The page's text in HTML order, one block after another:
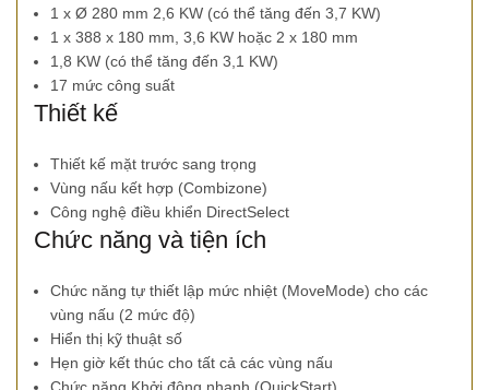
1 x Ø 280 mm 2,6 KW (có thể tăng đến 3,7 KW)
1 x 388 x 180 mm, 3,6 KW hoặc 2 x 180 mm
1,8 KW (có thể tăng đến 3,1 KW)
17 mức công suất
Thiết kế
Thiết kế mặt trước sang trọng
Vùng nấu kết hợp (Combizone)
Công nghệ điều khiển DirectSelect
Chức năng và tiện ích
Chức năng tự thiết lập mức nhiệt (MoveMode) cho các
vùng nấu (2 mức độ)
Hiển thị kỹ thuật số
Hẹn giờ kết thúc cho tất cả các vùng nấu